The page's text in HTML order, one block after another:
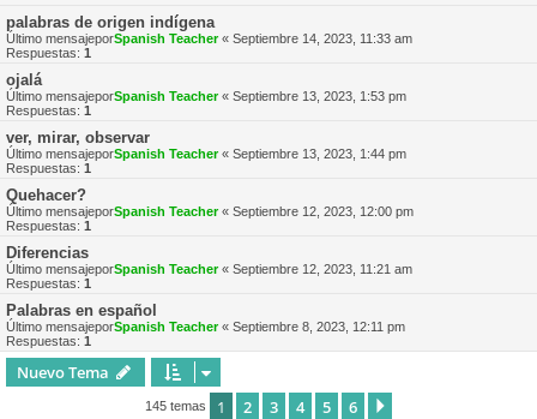
palabras de origen indígena
Último mensajeporSpanish Teacher« Septiembre 14, 2023, 11:33 am
Respuestas: 1
ojalá
Último mensajeporSpanish Teacher« Septiembre 13, 2023, 1:53 pm
Respuestas: 1
ver, mirar, observar
Último mensajeporSpanish Teacher« Septiembre 13, 2023, 1:44 pm
Respuestas: 1
Quehacer?
Último mensajeporSpanish Teacher« Septiembre 12, 2023, 12:00 pm
Respuestas: 1
Diferencias
Último mensajeporSpanish Teacher« Septiembre 12, 2023, 11:21 am
Respuestas: 1
Palabras en español
Último mensajeporSpanish Teacher« Septiembre 8, 2023, 12:11 pm
Respuestas: 1
Nuevo Tema
145 temas 1 2 3 4 5 6